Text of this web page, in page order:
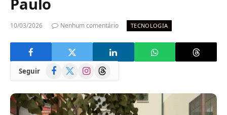
10/03/2026 Nenhum comentário TECNOLOGIA
Seguir Facebook
(Twitter)
InstagramThreads